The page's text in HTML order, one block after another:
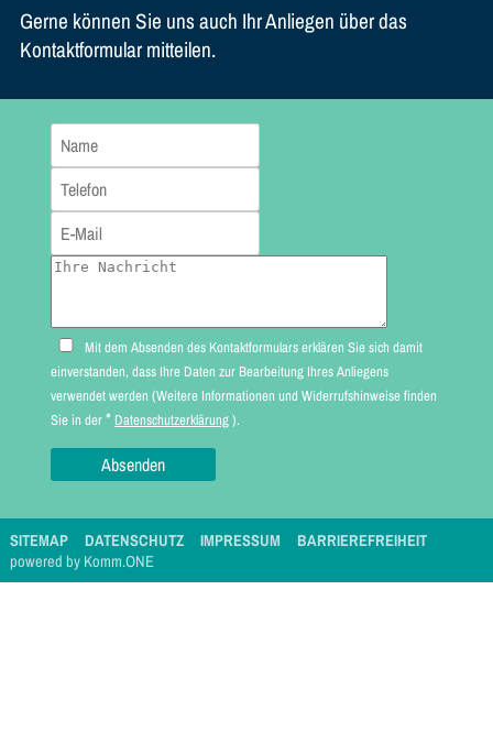
Gerne können Sie uns auch Ihr Anliegen über das
Kontaktformular mitteilen.
Mit dem Absenden des Kontaktformulars erklären Sie sich damit
einverstanden, dass Ihre Daten zur Bearbeitung Ihres Anliegens
verwendet werden (Weitere Informationen und Widerrufshinweise finden
Sie in der* Datenschutzerklärung).
SITEMAP DATENSCHUTZ IMPRESSUM
BARRIEREFREIHEIT
powered by Komm.ONE